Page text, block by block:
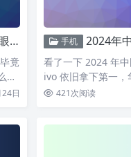
竟
护
日
手机 2024年中
看了一下 2024 年
ivo 依旧拿下第一，
苹…421次阅读